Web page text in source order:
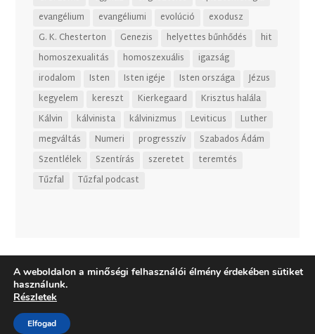
evangélium
evangéliumi evolúció
exodusz
G. K. Chesterton
Genezis helyettes bűnhődés
hit
homoszexualitás
homoszexuális
igazság
irodalom
Isten Isten igéje Isten országa
Jézus
kegyelem
kereszt Kierkegaard
Krisztus halála
Kálvin
kálvinista kálvinizmus Leviticus
Luther
megváltás
Numeri progresszív
Szabados Ádám
Szentlélek
Szentírás szeretet
teremtés
Tűzfal
Tűzfal podcast
Dizájn:
A weboldalon a minőségi felhasználói élmény érdekében sütiket
használunk.
Részletek
Elfogad